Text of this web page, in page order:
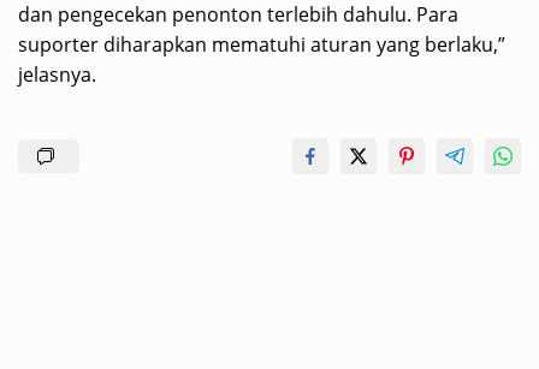
dan pengecekan penonton terlebih dahulu. Para
suporter diharapkan mematuhi aturan yang berlaku,”
jelasnya.